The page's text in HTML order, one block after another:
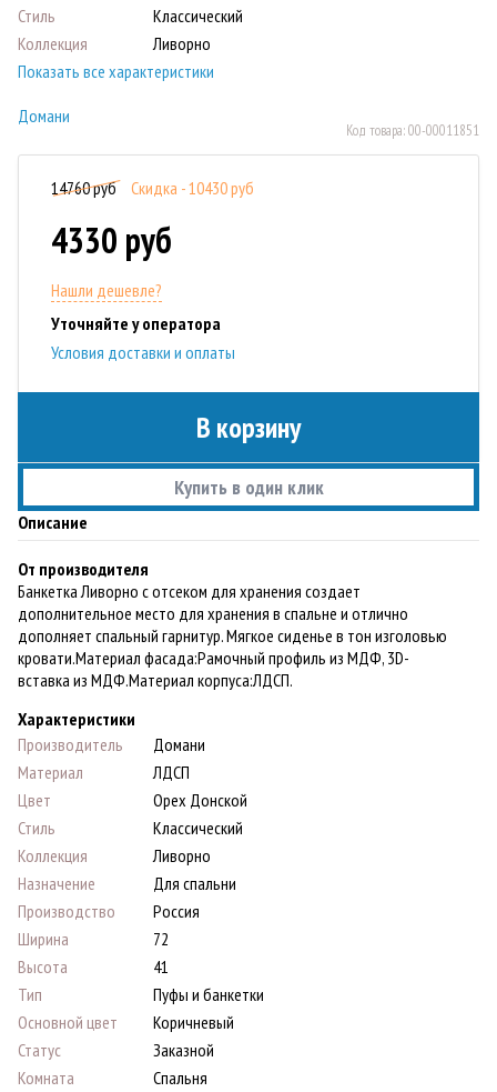
Стиль
Классический
Коллекция
Ливорно
Показать все характеристики
Домани
Код товара:00-00011851
14760 руб Скидка - 10430 руб
4330 руб
Нашли дешевле?
Уточняйте у оператора
Условия доставки и оплаты
В корзину
Купить в один клик
Описание
От производителя
Банкетка Ливорно с отсеком для хранения создает
дополнительное место для хранения в спальне и отлично
дополняет спальный гарнитур. Мягкое сиденье в тон изголовью
кровати.Материал фасада:Рамочный профиль из МДФ, 3D-
вставка из МДФ.Материал корпуса:ЛДСП.
Характеристики
Производитель
Домани
Материал
ЛДСП
Цвет
Орех Донской
Стиль
Классический
Коллекция
Ливорно
Назначение
Для спальни
Производство
Россия
Ширина
72
Высота
41
Тип
Пуфы и банкетки
Основной цвет
Коричневый
Статус
Заказной
Комната
Спальня